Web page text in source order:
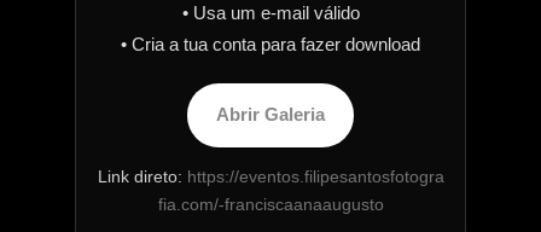
• Usa um e-mail válido
• Cria a tua conta para fazer download
Abrir Galeria
Link direto: https://eventos.filipesantosfotogra
fia.com/-franciscaanaaugusto